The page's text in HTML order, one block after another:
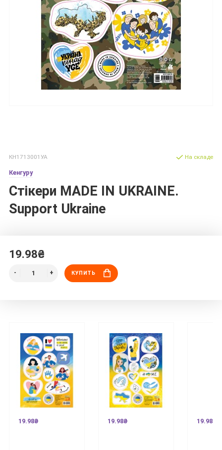
КН1713001УА
Кенгуру
Стікери MADE IN UKRAINE.
Support Ukraine
На складе
19.98₴
КУПИТЬ
19.98₴ 19.98₴ 19.98₴